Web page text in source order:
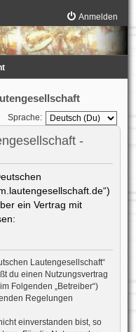
Anmelden
Sprache:
-
ein Vertrag mit
Lautengesellschaft“
du einen Nutzungsvertrag
Folgenden „Betreiber“)
Regelungen
einverstanden bist, so